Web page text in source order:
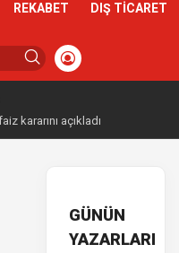
REKABET DIŞ TİCARET
kararını açıkladı
GÜNÜN
YAZARLARI